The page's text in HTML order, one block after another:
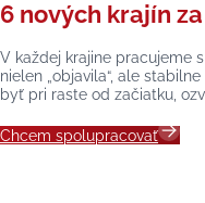
6 nových krajín
V každej krajine pracujeme
nielen „objavila“, ale
byť pri raste od začiatku,
Chcem spolupracovať